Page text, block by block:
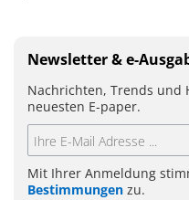
Newsletter & e-
Nachrichten, Trends und
neuesten E-paper.
Mit Ihrer Anmeldung
Bestimmungen zu.